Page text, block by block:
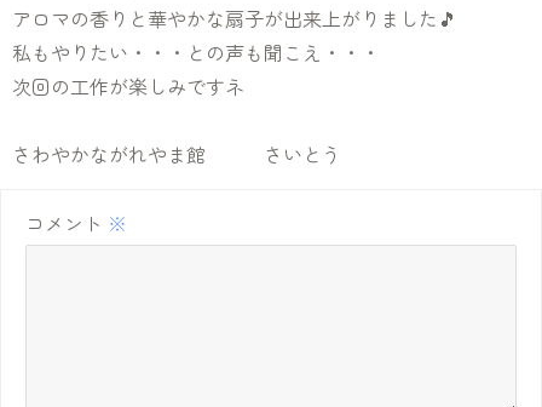
アロマの香りと華やかな扇子が出来上がりました🎵
私もやりたい・・・との声も聞こえ・・・
次回の工作が楽しみですネ
さわやかながれやま館 さいとう
コメント ※